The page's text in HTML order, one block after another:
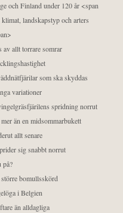
och Finland under 120 år <span
landskapstyp och arters
av allt torrare somrar
som ska skyddas
variationer
spridning norrut
än en midsommarbukett
allt senare
sig snabbt norrut
på?
bomullsskörd
i Belgien
än alldagliga